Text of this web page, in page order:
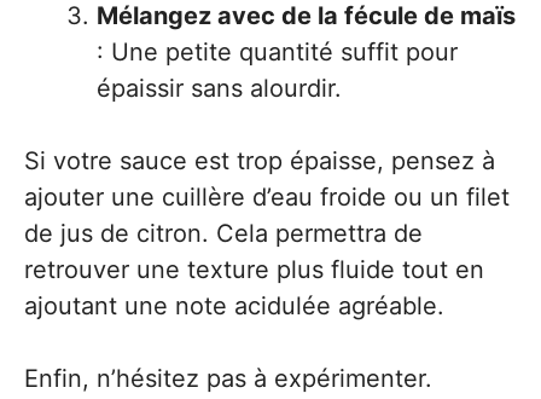
Mélangez avec de la fécule de maïs
: Une petite quantité suffit pour
épaissir sans alourdir.
Si votre sauce est trop épaisse, pensez à
ajouter une cuillère d’eau froide ou un filet
de jus de citron. Cela permettra de
retrouver une texture plus fluide tout en
ajoutant une note acidulée agréable.
Enfin, n’hésitez pas à expérimenter.